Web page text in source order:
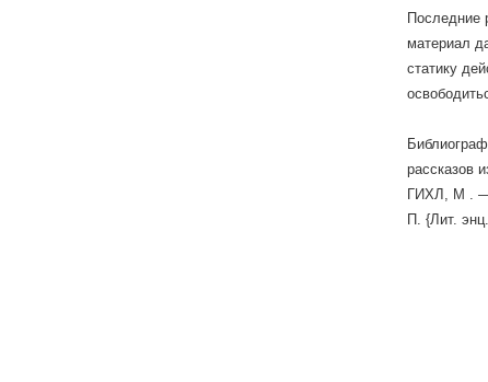
Последние
материал
статику
рассказов
ГИХЛ, M . —
П. {Лит.